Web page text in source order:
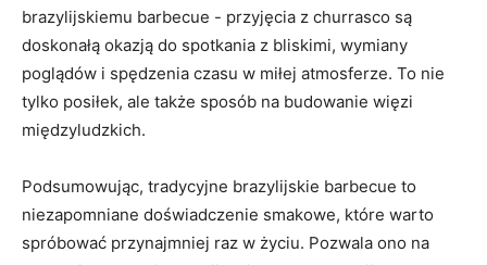
brazylijskiemu ‍barbecue ⁣- przyjęcia z churrasco są ​
doskonałą okazją ​do spotkania z bliskimi, wymiany
poglądów i spędzenia czasu w miłej atmosferze. To nie
tylko posiłek, ale także sposób na budowanie więzi
międzyludzkich.
Podsumowując, ​tradycyjne brazylijskie barbecue to
niezapomniane doświadczenie smakowe,⁤ które warto
spróbować przynajmniej raz ​w⁣ życiu. Pozwala ono na⁢